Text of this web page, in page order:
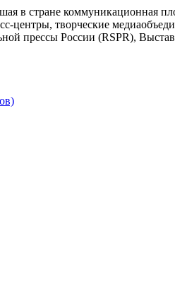
стране коммуникационная
творческие
прессы России (RSPR),